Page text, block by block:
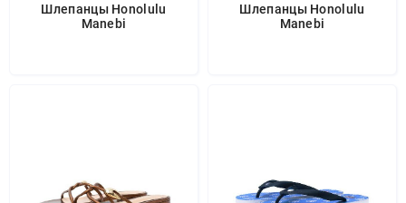
Шлепанцы Honolulu
Manebi
Шлепанцы Honolulu
Manebi